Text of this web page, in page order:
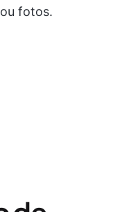
fotos.